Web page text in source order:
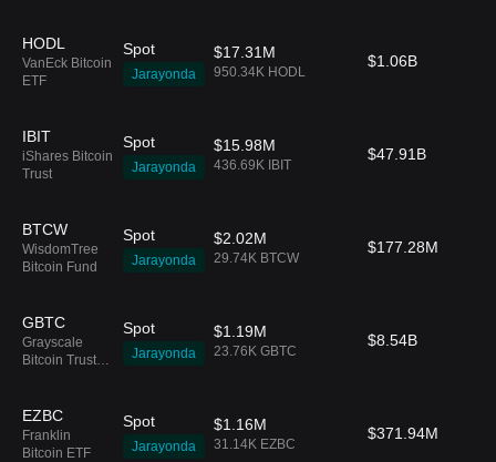
HODL
VanEck Bitcoin
ETF
Spot
Jarayonda
$17.31M
950.34K HODL
$1.06B
IBIT
iShares Bitcoin
Trust
Spot
Jarayonda
$15.98M
436.69K IBIT
$47.91B
BTCW
WisdomTree
Bitcoin Fund
Spot
Jarayonda
$2.02M
29.74K BTCW
$177.28M
GBTC
Grayscale
Bitcoin Trust
Spot
Jarayonda
$1.19M
23.76K GBTC
$8.54B
EZBC
Franklin
Bitcoin ETF
Spot
Jarayonda
$1.16M
31.14K EZBC
$371.94M